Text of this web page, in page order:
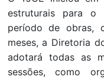
estruturais para o
período de obras,
meses, a Diretoria
adotará todas as
sessões, como